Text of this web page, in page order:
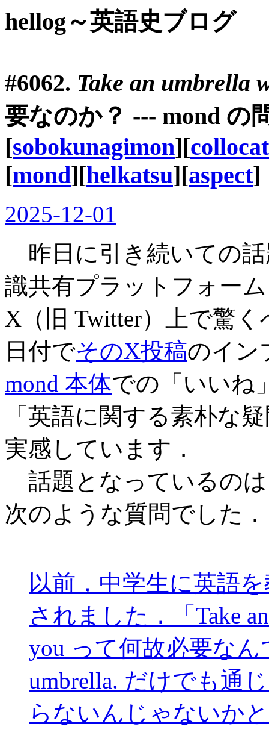
hellog～英語史ブログ
#6062. Take an umbrella
要なのか？ --- mond の
[sobokunagimon][
[mond][helkatsu][aspect]
2025-12-01
昨日に引き続いての
識共有プラットフォー
X（旧 Twitter）上で驚
日付でそのX投稿のイン
mond 本体での「いいね
「英語に関する素朴な
実感しています．
話題となっているの
次のような質問でした．
以前，中学生に英語
されました．「Take
you って何故必要なん
umbrella. だけでも通
らないんじゃないか